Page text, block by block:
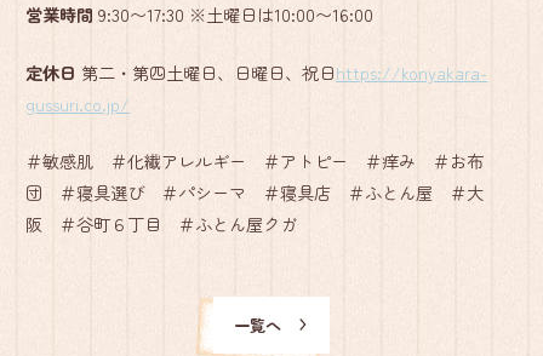
営業時間 9:30〜17:30 ※土曜日は10:00〜16:00
定休日 第二・第四土曜日、日曜日、祝日https://konyakara-
gussuri.co.jp/
＃敏感肌 ＃化繊アレルギー ＃アトピー ＃痒み ＃お布
団 ＃寝具選び ＃パシーマ ＃寝具店 ＃ふとん屋 ＃大
阪 ＃谷町６丁目 ＃ふとん屋クガ
一覧へ